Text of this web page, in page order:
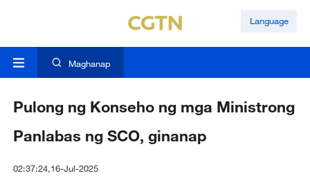
Language
Maghanap
Pulong ng Konseho ng mga Ministrong
Panlabas ng SCO, ginanap
02:37:24,16-Jul-2025